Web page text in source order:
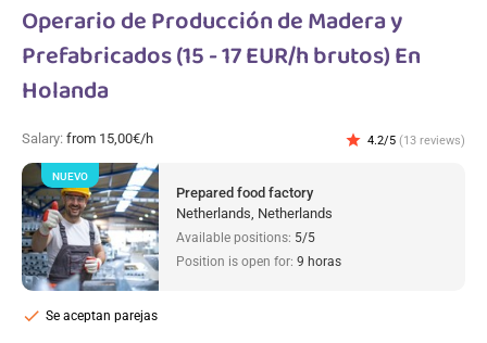
Operario de Producción de Madera y
Prefabricados (15 - 17 EUR/h brutos) En
Holanda
Salary: from 15,00€/h star 4.2/5 (13 reviews)
Prepared food factory
Netherlands, Netherlands
Available positions: 5/5
Position is open for: 9 horas
Se aceptan parejas
check
NUEVO